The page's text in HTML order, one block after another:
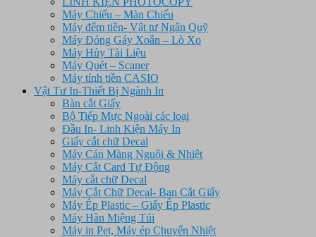
Máy Chiếu – Màn Chiếu
Máy đếm tiền- Vật tư Ngân Quỹ
Máy Đóng Gáy Xoắn – Lò Xo
Máy Hủy Tài Liệu
Máy Quét – Scaner
Máy tính tiền CASIO
Vật Tư In-Thiết Bị Ngành In
Bàn cắt Giấy
Bộ Tiếp Mực Ngoài các loại
Đầu In- Linh Kiện Máy In
Giấy cắt chữ Decal
Máy Cán Màng Nguội & Nhiệt
Máy Cắt Card Tự Động
Máy cắt chữ Decal
Máy Cắt Chữ Decal- Ban Cắt Giấy
Máy Ép Plastic – Giấy Ép Plastic
Máy Hàn Miệng Túi
Máy in Pet, Máy ép Chuyển Nhiệt